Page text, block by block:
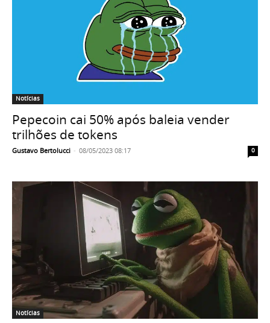
Notícias
Pepecoin cai 50% após baleia vender
trilhões de tokens
Gustavo Bertolucci - 08/05/2023 08:17 0
Notícias